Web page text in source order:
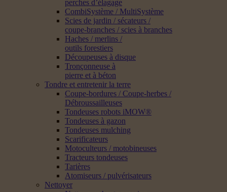
perches d’élagage
CombiSystème / MultiSystème
Scies de jardin / sécateurs /
coupe-branches / scies à branches
Haches / merlins /
outils forestiers
Découpeuses à disque
Tronçonneuse à
pierre et à béton
Tondre et entretenir la terre
Coupe-bordures / Coupe-herbes /
Débroussailleuses
Tondeuses robots iMOW®
Tondeuses à gazon
Tondeuses mulching
Scarificateurs
Motoculteurs / motobineuses
Tracteurs tondeuses
Tarières
Atomiseurs / pulvérisateurs
Nettoyer